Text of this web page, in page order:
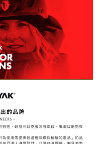
為交易完成。
但若您需要取消訂單，請聯絡
視為有效，需透過AFTEE先享
帳頁面顯示為準，若有關於
問，請聯繫「AFTEE先享後付
support/home
並將交易相關給付款項請求債
：
監護人之同意方可使用
之損失，本公司不負相關責